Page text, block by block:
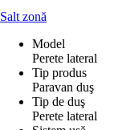
Salt zonă
Model
Perete lateral
Tip produs
Paravan duş
Tip de duş
Perete lateral